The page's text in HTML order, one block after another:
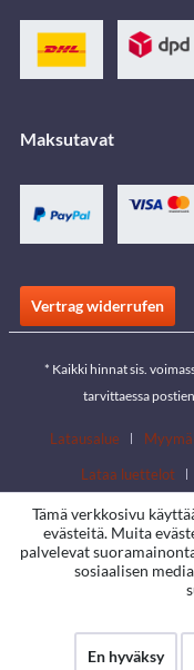
Maksutavat
Vertrag widerrufen
* Kaikki hinnat sis.
tarvittaessa
Latausalue
Lataa luettelot
Tämä verkkosivu
evästeitä. Muita
palvelevat
sosiaalisen
En hyväksy